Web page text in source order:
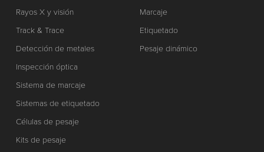
Rayos X y visión
Track & Trace
Detección de metales
Inspección óptica
Sistema de marcaje
Sistemas de etiquetado
Células de pesaje
Kits de pesaje
Marcaje
Etiquetado
Pesaje dinámico